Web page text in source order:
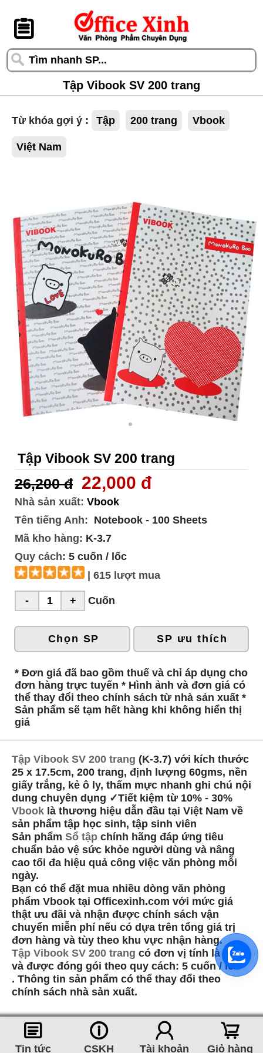
󰆎
󰈂
Tin tức
󰈢
CSKH
󰃳
Tài khoản
󰃦
Giỏ hàng
Tập Vibook SV 200 trang
Từ khóa gợi ý : Tập 200 trang Vbook
Việt Nam
Tập Vibook SV 200 trang
26,200 đ 22,000 đ
Nhà sản xuất: Vbook
Tên tiếng Anh: Notebook - 100 Sheets
Mã kho hàng: K-3.7
Quy cách: 5 cuốn / lốc
| 615 lượt mua
Cuốn
Chọn SP SP ưu thích
* Đơn giá đã bao gồm thuế và chỉ áp dụng cho
đơn hàng trực tuyến * Hình ảnh và đơn giá có
thể thay đổi theo chính sách từ nhà sản xuất *
Sản phẩm sẽ tạm hết hàng khi không hiển thị
giá
Tập Vibook SV 200 trang (K-3.7) với kích thước
25 x 17.5cm, 200 trang, định lượng 60gms, nền
giấy trắng, kẻ ô ly, thấm mực nhanh ghi chú nội
dung chuyên dụng ✓Tiết kiệm từ 10% - 30%
Vbook là thương hiệu dẫn đầu tại Việt Nam về
sản phẩm tập học sinh, tập sinh viên
Sản phẩm Sổ tập chính hãng đáp ứng tiêu
chuẩn bảo vệ sức khỏe người dùng và nâng
cao tối đa hiệu quả công việc văn phòng mỗi
ngày.
Bạn có thể đặt mua nhiều dòng văn phòng
phẩm Vbook tại Officexinh.com với mức giá
thật ưu đãi và nhận được chính sách vận
chuyển miễn phí nếu có dựa trên tổng giá trị
đơn hàng và tùy theo khu vực nhận hàng.
Tập Vibook SV 200 trang có đơn vị tính là Cuốn
và được đóng gói theo quy cách: 5 cuốn / lốc
. Thông tin sản phẩm có thể thay đổi theo
chính sách nhà sản xuất.